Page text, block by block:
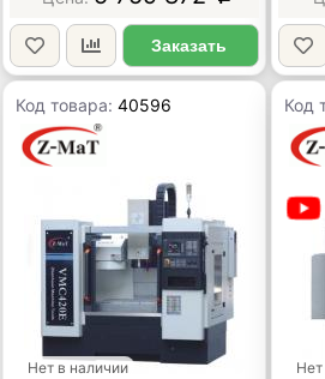
Заказать
Код товара:40596
Нет в наличии
Код